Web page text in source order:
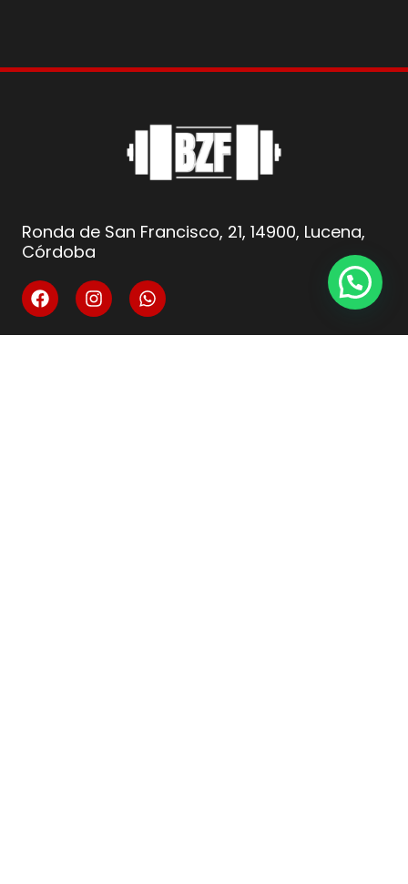
Ronda de San Francisco, 21, 14900, Lucena,
Córdoba